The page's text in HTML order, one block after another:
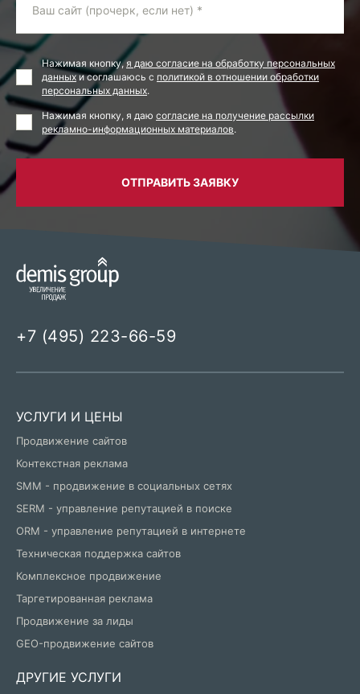
Ваш сайт (прочерк, если нет) *
Нажимая кнопку,я даю согласие на обработку персональных
данныхи соглашаюсь с политикой в отношении обработки
персональных данных.
Нажимая кнопку, я даю согласие на получение рассылки
рекламно-информационных материалов.
ОТПРАВИТЬ ЗАЯВКУ
+7 (495) 223-66-59
УСЛУГИ И ЦЕНЫ
Продвижение сайтов
Контекстная реклама
SMM - продвижение в социальных сетях
SERM - управление репутацией в поиске
ORM - управление репутацией в интернете
Техническая поддержка сайтов
Комплексное продвижение
Таргетированная реклама
Продвижение за лиды
GEO-продвижение сайтов
ДРУГИЕ УСЛУГИ